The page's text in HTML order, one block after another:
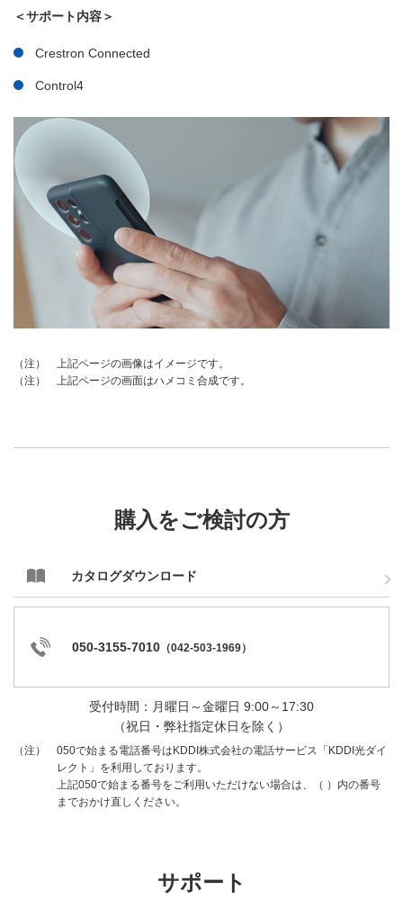
＜サポート内容＞
Crestron Connected
Control4
（注）
上記ページの画像はイメージです。
（注）
上記ページの画面はハメコミ合成です。
購入をご検討の方
カタログダウンロード
050-3155-7010 （042-503-1969）
受付時間：月曜日～金曜日 9:00～17:30
（祝日・弊社指定休日を除く）
（注）
050で始まる電話番号はKDDI株式会社の電話サービス「KDDI光ダイ
レクト」を利用しております。
上記050で始まる番号をご利用いただけない場合は、（ ）内の番号
までおかけ直しください。
サポート